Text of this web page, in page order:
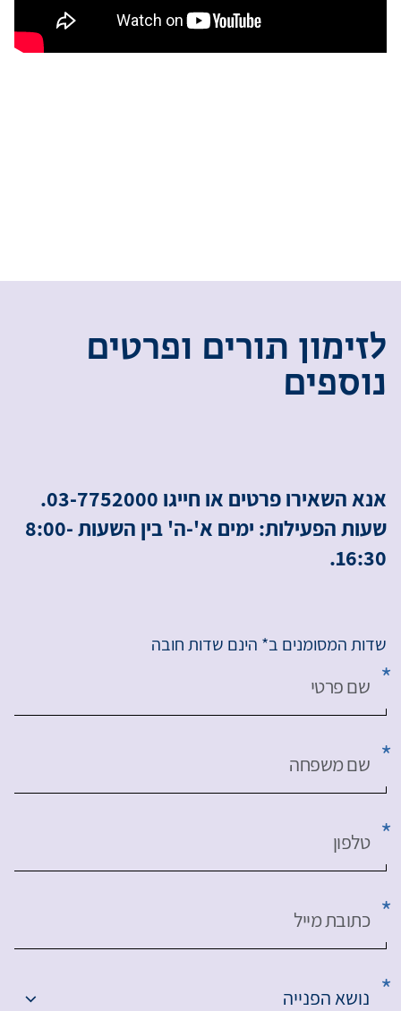
לזימון תורים ופרטים
נוספים
אנא השאירו פרטים או חייגו 03-7752000.
שעות הפעילות: ימים א'-ה' בין השעות 8:00-
16:30.
שדות המסומנים ב* הינם שדות חובה
שם פרטי
שם משפחה
טלפון
כתובת מייל
נושא הפנייה